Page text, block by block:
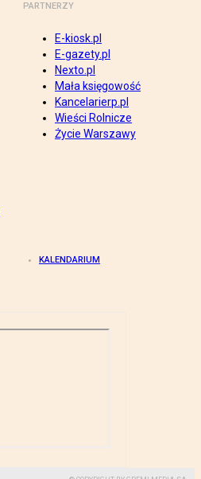
PARTNERZY
E-kiosk.pl
E-gazety.pl
Nexto.pl
Mała księgowość
Kancelarierp.pl
Wieści Rolnicze
Życie Warszawy
KALENDARIUM